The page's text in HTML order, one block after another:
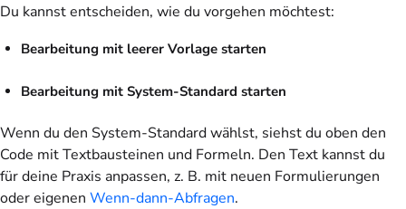
Du kannst entscheiden, wie du vorgehen möchtest:
Bearbeitung mit leerer Vorlage starten
Bearbeitung mit System-Standard starten
Wenn du den System-Standard wählst, siehst du oben den
Code mit Textbausteinen und Formeln. Den Text kannst du
für deine Praxis anpassen, z. B. mit neuen Formulierungen
oder eigenen Wenn-dann-Abfragen.